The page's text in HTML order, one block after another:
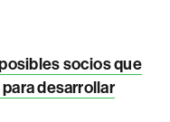
socios que
desarrollar